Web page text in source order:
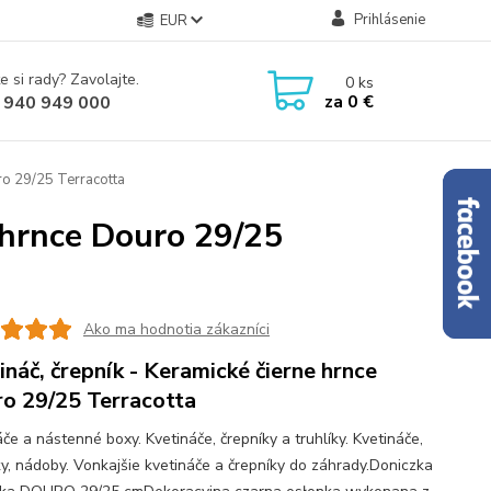
EUR Prihlásenie
si rady? Zavolajte.
949 000
0ks
za 0 €
29/25 Terracotta
Douro 29/25
Ako ma hodnotia zákazníci
črepník - Keramické čierne hrnce
29/25 Terracotta
a nástenné boxy. Kvetináče, črepníky a truhlíky. Kvetináče,
nádoby. Vonkajšie kvetináče a črepníky do záhrady.Doniczka